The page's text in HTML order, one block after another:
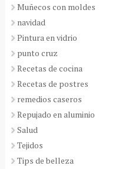
Muñecos con moldes
navidad
Pintura en vidrio
punto cruz
Recetas de cocina
Recetas de postres
remedios caseros
Repujado en aluminio
Salud
Tejidos
Tips de belleza